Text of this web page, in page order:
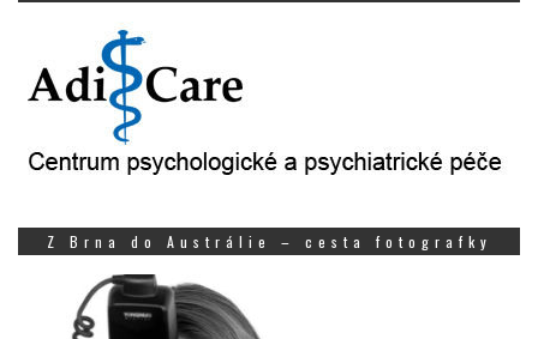
Z Brna do Austrálie – cesta fotografky